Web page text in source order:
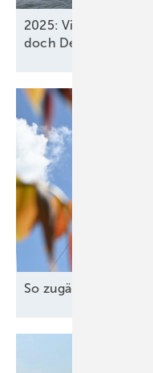
2025: Vier neue
doch Deutschland
So zugänglich muss